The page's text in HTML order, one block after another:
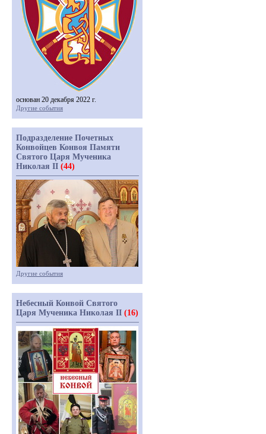
основан 20 декабря 2022 г.
Другие события
Подразделение Почетных
Конвойцев Конвоя Памяти
Святого Царя Мученика
Николая II (44)
Другие события
Небесный Конвой Святого
Царя Мученика Николая II (16)